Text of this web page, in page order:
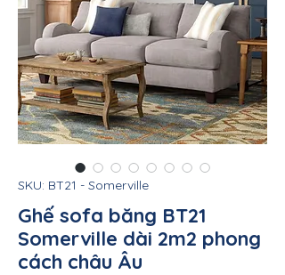
SKU: BT21 - Somerville
Ghế sofa băng BT21
Somerville dài 2m2 phong
cách châu Âu